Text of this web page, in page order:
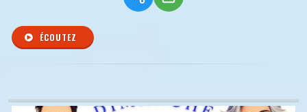
ÉCOUTEZ